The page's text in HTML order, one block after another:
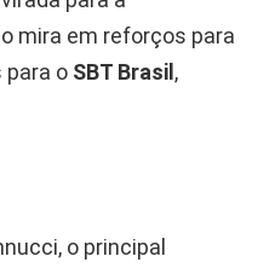
mira em reforços para
para o SBT Brasil,
o principal